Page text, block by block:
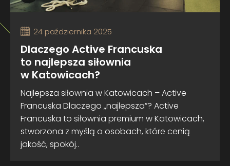
24 października 2025
Dlaczego Active Francuska
to najlepsza siłownia
w Katowicach?
Najlepsza siłownia w Katowicach – Active
Francuska Dlaczego „najlepsza”? Active
Francuska to siłownia premium w Katowicach,
stworzona z myślą o osobach, które cenią
jakość, spokój..